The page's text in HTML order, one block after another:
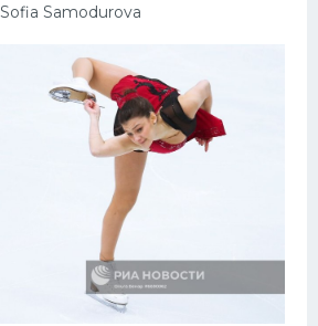
Sofia Samodurova